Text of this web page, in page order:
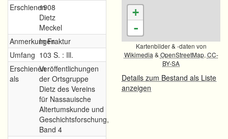
Erschienen1908
Dietz
Meckel
AnmerkungenIn Fraktur
Umfang 103 S. : Ill.
Erschienen
als
Veröffentlichungen
der Ortsgruppe
Dietz des Vereins
für Nassauische
Altertumskunde und
Geschichtsforschung,
Band 4
+
-
Kartenbilder & -daten von
Wikimedia & OpenStreetMap, CC-
BY-SA
Details zum Bestand als Liste
anzeigen